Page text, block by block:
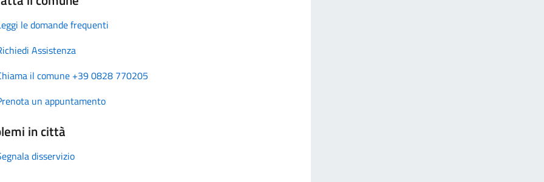
le domande frequenti
Assistenza
il comune +39 0828 770205
un appuntamento
in città
disservizio